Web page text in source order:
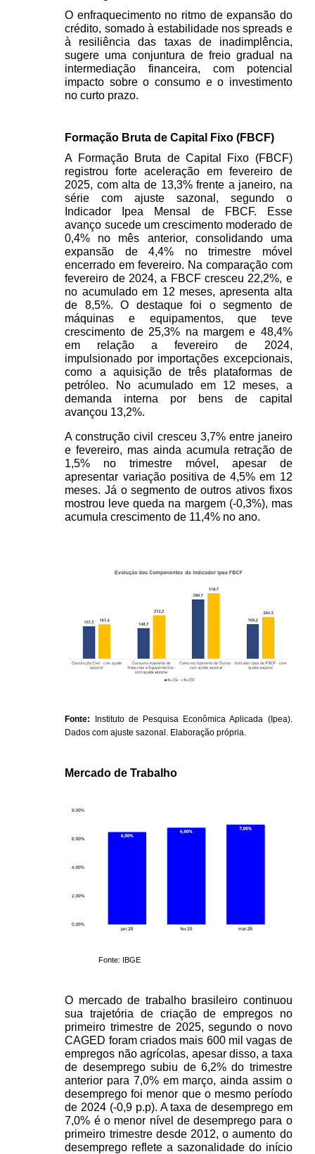
O enfraquecimento no ritmo de expansão do
crédito, somado à estabilidade nos spreads e
à resiliência das taxas de inadimplência,
sugere uma conjuntura de freio gradual na
intermediação financeira, com potencial
impacto sobre o consumo e o investimento
no curto prazo.
Formação Bruta de Capital Fixo (FBCF)
A Formação Bruta de Capital Fixo (FBCF)
registrou forte aceleração em fevereiro de
2025, com alta de 13,3% frente a janeiro, na
série com ajuste sazonal, segundo o
Indicador Ipea Mensal de FBCF. Esse
avanço sucede um crescimento moderado de
0,4% no mês anterior, consolidando uma
expansão de 4,4% no trimestre móvel
encerrado em fevereiro. Na comparação com
fevereiro de 2024, a FBCF cresceu 22,2%, e
no acumulado em 12 meses, apresenta alta
de 8,5%. O destaque foi o segmento de
máquinas e equipamentos, que teve
crescimento de 25,3% na margem e 48,4%
em relação a fevereiro de 2024,
impulsionado por importações excepcionais,
como a aquisição de três plataformas de
petróleo. No acumulado em 12 meses, a
demanda interna por bens de capital
avançou 13,2%.
A construção civil cresceu 3,7% entre janeiro
e fevereiro, mas ainda acumula retração de
1,5% no trimestre móvel, apesar de
apresentar variação positiva de 4,5% em 12
meses. Já o segmento de outros ativos fixos
mostrou leve queda na margem (-0,3%), mas
acumula crescimento de 11,4% no ano.
Fonte: Instituto de Pesquisa Econômica Aplicada (Ipea).
Dados com ajuste sazonal. Elaboração própria.
Mercado de Trabalho
Fonte: IBGE
O mercado de trabalho brasileiro continuou
sua trajetória de criação de empregos no
primeiro trimestre de 2025, segundo o novo
CAGED foram criados mais 600 mil vagas de
empregos não agrícolas, apesar disso, a taxa
de desemprego subiu de 6,2% do trimestre
anterior para 7,0% em março, ainda assim o
desemprego foi menor que o mesmo período
de 2024 (-0,9 p.p). A taxa de desemprego em
7,0% é o menor nível de desemprego para o
primeiro trimestre desde 2012, o aumento do
desemprego reflete a sazonalidade do início